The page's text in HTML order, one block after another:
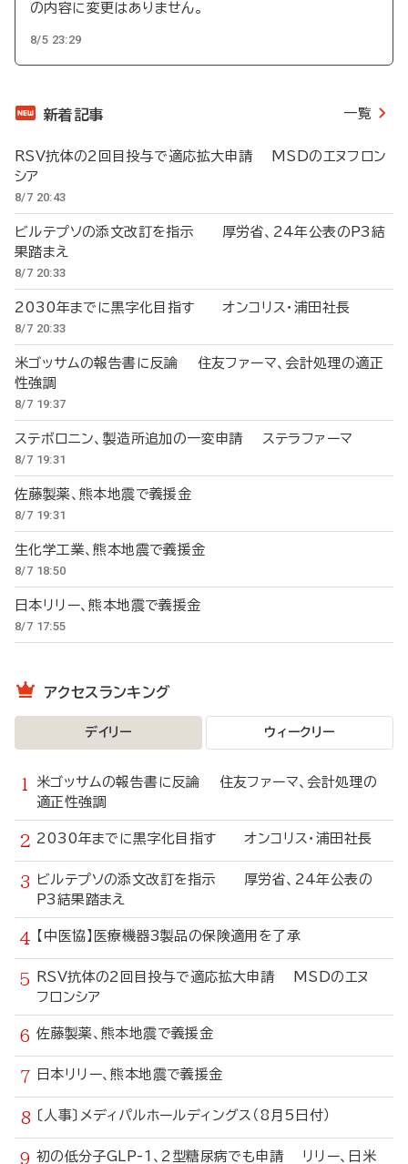
の内容に変更はありません。
8/5 23:29
新着記事 一覧
RSV抗体の2回目投与で適応拡大申請 MSDのエヌフロン
シア
8/7 20:43
ビルテプソの添文改訂を指示 厚労省、24年公表のP3結
果踏まえ
8/7 20:33
2030年までに黒字化目指す オンコリス・浦田社長
8/7 20:33
米ゴッサムの報告書に反論 住友ファーマ、会計処理の適正
性強調
8/7 19:37
ステボロニン、製造所追加の一変申請 ステラファーマ
8/7 19:31
佐藤製薬、熊本地震で義援金
8/7 19:31
生化学工業、熊本地震で義援金
8/7 18:50
日本リリー、熊本地震で義援金
8/7 17:55
アクセスランキング
デイリー ウィークリー
米ゴッサムの報告書に反論 住友ファーマ、会計処理の
適正性強調
2030年までに黒字化目指す オンコリス・浦田社長
ビルテプソの添文改訂を指示 厚労省、24年公表の
P3結果踏まえ
【中医協】医療機器3製品の保険適用を了承
RSV抗体の2回目投与で適応拡大申請 MSDのエヌ
フロンシア
佐藤製薬、熊本地震で義援金
日本リリー、熊本地震で義援金
〔人事〕メディパルホールディングス（8月5日付）
初の低分子GLP-1、2型糖尿病でも申請 リリー、日米